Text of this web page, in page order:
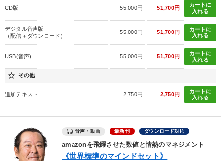
組織と人を動かすマネジメント力を磨く 成功哲学・人間学
仕事のスキルと人間力を高める知恵を身につける
「利上げ時代の最新・銀行対策」＋「不動産市況予測」＋「市場
予測と株式投資」最新刊
最新トレンドと時代の潮流を押さえる
財務・数字力の向上 経営体系を学びたい
リーダーの魅力向上 後継者に聞かせたい
CD版 55,000円 51,700円
カートに
入れる
デジタル音声版
（配信＋ダウンロード）
55,000円 51,700円
カートに
入れる
USB(音声) 55,000円 51,700円
カートに
入れる
star_border その他
追加テキスト 2,750円 2,750円
カートに
入れる
音声・動画 最新刊 ダウンロード対応
amazonを飛躍させた数値と情熱のマネジメント
《世界標準のマインドセット》